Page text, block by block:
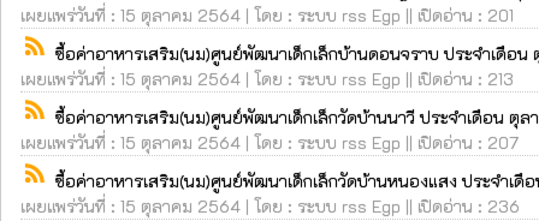
เผยแพร่วันที่ : 15 ตุลาคม 2564 | โดย : ระบบ rss Egp || เปิดอ่าน : 201
rss_feed ซื้อค่าอาหารเสริม(นม)ศูนย์พัฒนาเด็กเล็กบ้านดอนจราบ ประจำเดือน
เผยแพร่วันที่ : 15 ตุลาคม 2564 | โดย : ระบบ rss Egp || เปิดอ่าน : 213
rss_feed ซื้อค่าอาหารเสริม(นม)ศูนย์พัฒนาเด็กเล็กวัดบ้านนาวี ประจำเดือน ตุล
เผยแพร่วันที่ : 15 ตุลาคม 2564 | โดย : ระบบ rss Egp || เปิดอ่าน : 207
rss_feed ซื้อค่าอาหารเสริม(นม)ศูนย์พัฒนาเด็กเล็กวัดบ้านหนองแสง ประจำเดื
เผยแพร่วันที่ : 15 ตุลาคม 2564 | โดย : ระบบ rss Egp || เปิดอ่าน : 236